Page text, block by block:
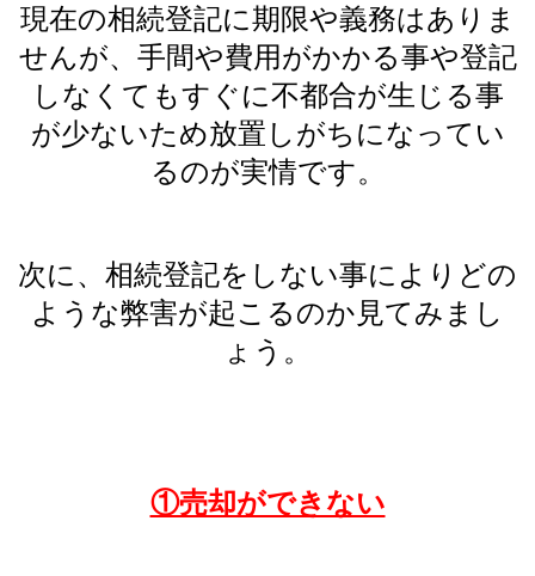
現在の相続登記に期限や義務はありま
せんが、手間や費用がかかる事や登記
しなくてもすぐに不都合が生じる事
が少ないため放置しがちになってい
るのが実情です。
次に、相続登記をしない事によりどの
ような弊害が起こるのか見てみまし
ょう。
①売却ができない